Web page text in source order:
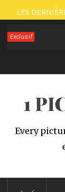
Passer
au
contenu
LES
Exclusif
1
Every